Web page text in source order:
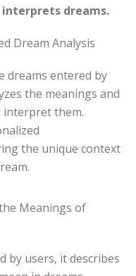
interprets dreams.
Dream Analysis
dreams entered by
the meanings and
interpret them.
the unique context
Meanings of
by users, it describes